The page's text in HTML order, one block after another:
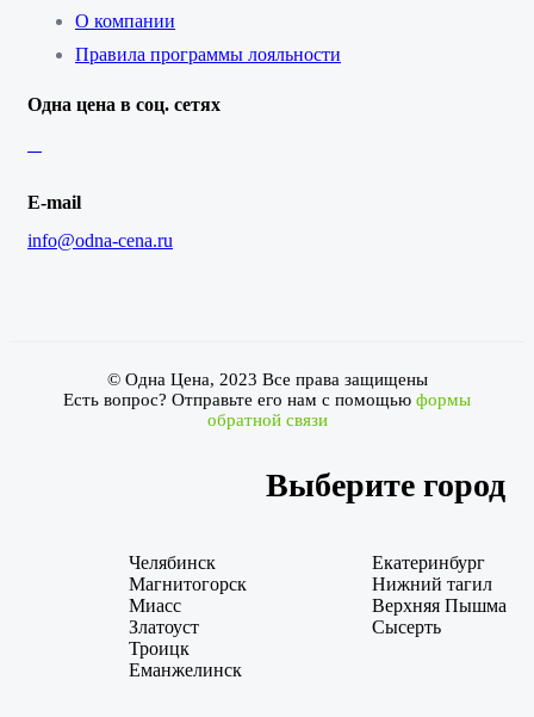
О компании
Правила программы лояльности
Одна цена в соц. сетях
E-mail
info@odna-cena.ru
© Одна Цена, 2023 Все права защищены
Есть вопрос? Отправьте его нам с помощью формы
обратной связи
Выберите город
Челябинск
Магнитогорск
Миасс
Златоуст
Троицк
Еманжелинск
Екатеринбург
Нижний тагил
Верхняя Пышма
Сысерть